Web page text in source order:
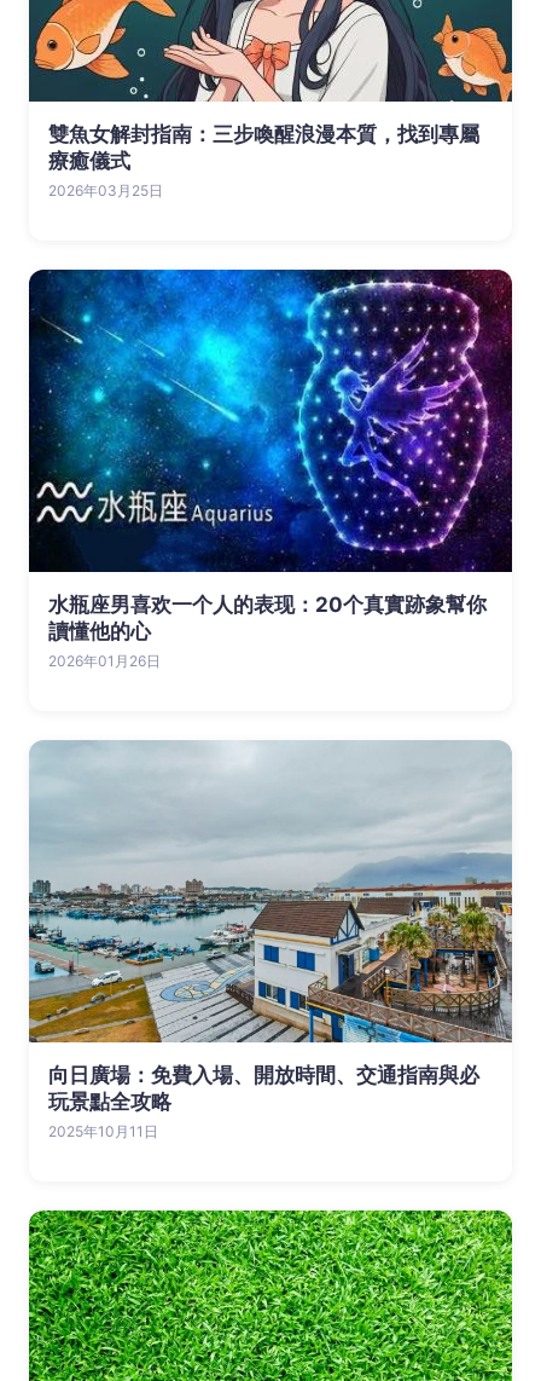
雙魚女解封指南：三步喚醒浪漫本質，找到專屬
療癒儀式
2026年03月25日
水瓶座男喜欢一个人的表现：20个真實跡象幫你
讀懂他的心
2026年01月26日
向日廣場：免費入場、開放時間、交通指南與必
玩景點全攻略
2025年10月11日